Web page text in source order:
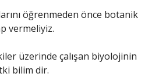
öğrenmeden önce botanik
vermeliyiz.
üzerinde çalışan biyolojinin
bilim dir.